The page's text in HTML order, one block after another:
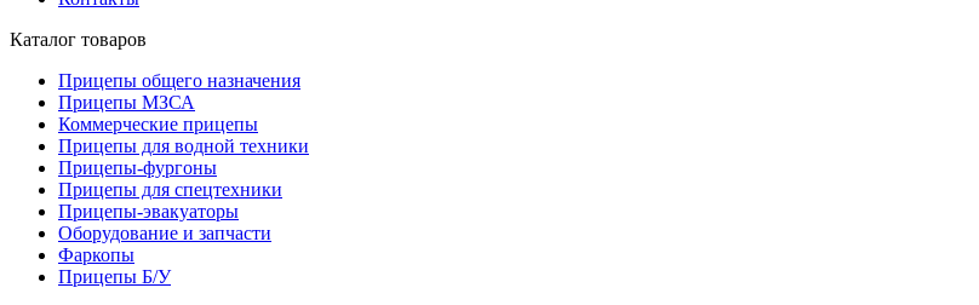
Каталог товаров
Прицепы общего назначения
Прицепы МЗСА
Коммерческие прицепы
Прицепы для водной техники
Прицепы-фургоны
Прицепы для спецтехники
Прицепы-эвакуаторы
Оборудование и запчасти
Фаркопы
Прицепы Б/У